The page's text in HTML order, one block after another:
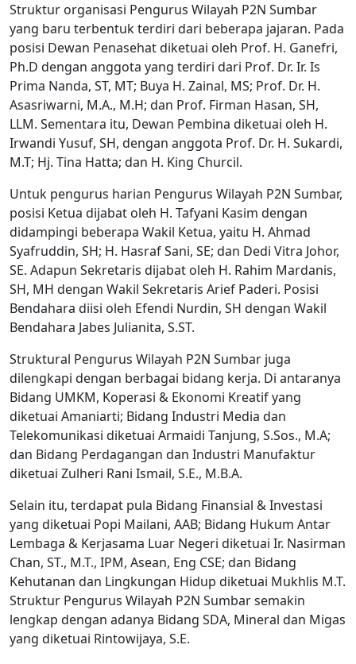
Struktur organisasi Pengurus Wilayah P2N Sumbar
yang baru terbentuk terdiri dari beberapa jajaran. Pada
posisi Dewan Penasehat diketuai oleh Prof. H. Ganefri,
Ph.D dengan anggota yang terdiri dari Prof. Dr. Ir. Is
Prima Nanda, ST, MT; Buya H. Zainal, MS; Prof. Dr. H.
Asasriwarni, M.A., M.H; dan Prof. Firman Hasan, SH,
LLM. Sementara itu, Dewan Pembina diketuai oleh H.
Irwandi Yusuf, SH, dengan anggota Prof. Dr. H. Sukardi,
M.T; Hj. Tina Hatta; dan H. King Churcil.
Untuk pengurus harian Pengurus Wilayah P2N Sumbar,
posisi Ketua dijabat oleh H. Tafyani Kasim dengan
didampingi beberapa Wakil Ketua, yaitu H. Ahmad
Syafruddin, SH; H. Hasraf Sani, SE; dan Dedi Vitra Johor,
SE. Adapun Sekretaris dijabat oleh H. Rahim Mardanis,
SH, MH dengan Wakil Sekretaris Arief Paderi. Posisi
Bendahara diisi oleh Efendi Nurdin, SH dengan Wakil
Bendahara Jabes Julianita, S.ST.
Struktural Pengurus Wilayah P2N Sumbar juga
dilengkapi dengan berbagai bidang kerja. Di antaranya
Bidang UMKM, Koperasi & Ekonomi Kreatif yang
diketuai Amaniarti; Bidang Industri Media dan
Telekomunikasi diketuai Armaidi Tanjung, S.Sos., M.A;
dan Bidang Perdagangan dan Industri Manufaktur
diketuai Zulheri Rani Ismail, S.E., M.B.A.
Selain itu, terdapat pula Bidang Finansial & Investasi
yang diketuai Popi Mailani, AAB; Bidang Hukum Antar
Lembaga & Kerjasama Luar Negeri diketuai Ir. Nasirman
Chan, ST., M.T., IPM, Asean, Eng CSE; dan Bidang
Kehutanan dan Lingkungan Hidup diketuai Mukhlis M.T.
Struktur Pengurus Wilayah P2N Sumbar semakin
lengkap dengan adanya Bidang SDA, Mineral dan Migas
yang diketuai Rintowijaya, S.E.